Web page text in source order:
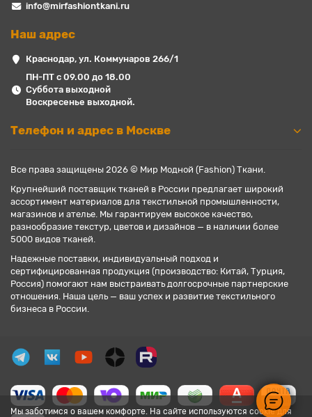
Мы заботимся о вашем комфорте. На сайте используются cookie для
info@mirfashiontkani.ru
Наш адрес
Краснодар, ул. Коммунаров 266/1
ПН-ПТ с 09.00 до 18.00
Суббота выходной
Воскресенье выходной.
Телефон и адрес в Москве
Все права защищены 2026 © Мир Модной (Fashion) Ткани.
Крупнейший поставщик тканей в России предлагает широкий
ассортимент материалов для текстильной промышленности,
магазинов и ателье. Мы гарантируем высокое качество,
разнообразие текстур, цветов и дизайнов — в наличии более
5000 видов тканей.
Надежные поставки, индивидуальный подход и
сертифицированная продукция (производство: Китай, Турция,
Россия) помогают нам выстраивать долгосрочные партнерские
отношения. Наша цель — ваш успех и развитие текстильного
бизнеса в России.